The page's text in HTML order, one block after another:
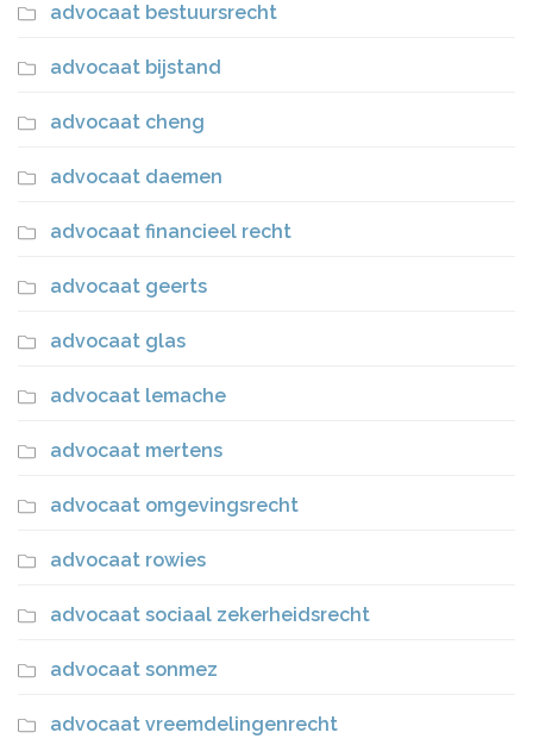
advocaat bestuursrecht
advocaat bijstand
advocaat cheng
advocaat daemen
advocaat financieel recht
advocaat geerts
advocaat glas
advocaat lemache
advocaat mertens
advocaat omgevingsrecht
advocaat rowies
advocaat sociaal zekerheidsrecht
advocaat sonmez
advocaat vreemdelingenrecht